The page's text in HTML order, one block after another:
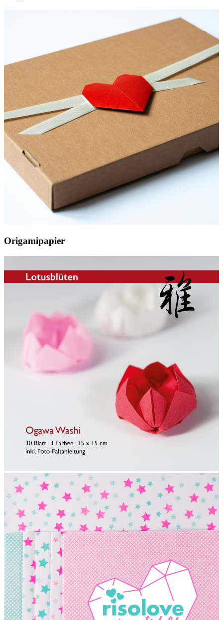
Origamipapier